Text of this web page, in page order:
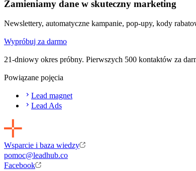
Zamieniamy dane w skuteczny marketing
Newslettery, automatyczne kampanie, pop-upy, kody
Wypróbuj za darmo
21-dniowy okres próbny. Pierwszych 500 kontaktów za
Powiązane pojęcia
Lead magnet
Lead Ads
Wsparcie i baza wiedzy
pomoc@leadhub.co
Facebook